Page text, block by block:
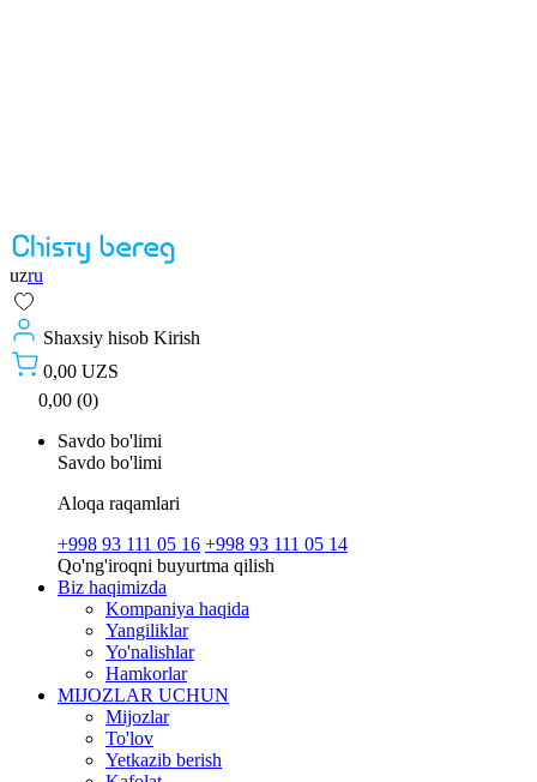
uzru
Shaxsiy hisob Kirish
0,00 UZS
0,00 (0)
Savdo bo'limi
Savdo bo'limi
Aloqa raqamlari
+998 93 111 05 16 +998 93 111 05 14
Qo'ng'iroqni buyurtma qilish
Biz haqimizda
Kompaniya haqida
Yangiliklar
Yo'nalishlar
Hamkorlar
MIJOZLAR UCHUN
Mijozlar
To'lov
Yetkazib berish